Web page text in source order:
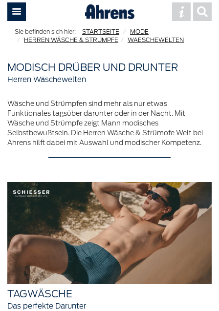
STARTSEITE
MODE
HERREN WÄSCHE & STRÜMPFE
WAESCHEWELTEN
MODISCH DRÜBER UND DRUNTER
Herren Wäschewelten
Wäsche und Strümpfen sind mehr als nur etwas
Funktionales tagsüber darunter oder in der Nacht. Mit
Wäsche und Strümpfe zeigt Mann modisches
Selbstbewußtsein. Die Herren Wäsche & Strümofe Welt bei
Ahrens hilft dabei mit Auswahl und modischer Kompetenz.
TAGWÄSCHE
Das perfekte Darunter